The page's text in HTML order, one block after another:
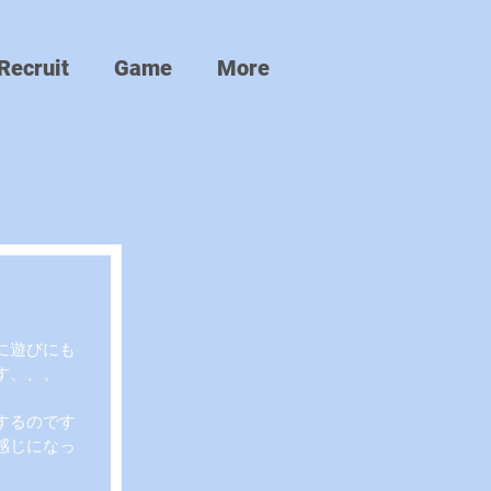
Game More
遊びにも
、、
るのです
じになっ